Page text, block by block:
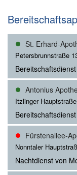
St. Erhard-
Petersbrunnstraße
Antonius
Itzlinger
Fürstenallee-
Nonntaler
Nachtdienst von